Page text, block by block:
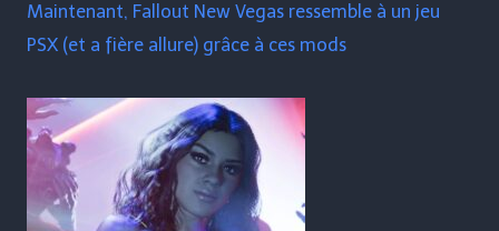
Maintenant, Fallout New Vegas ressemble à un jeu
PSX (et a fière allure) grâce à ces mods